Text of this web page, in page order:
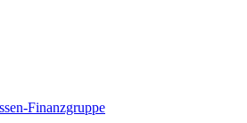
Finanzgruppe